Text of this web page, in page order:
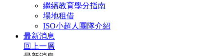
繼續教育學分指南
場地租借
ISO小超人團隊介紹
最新消息
回上一層